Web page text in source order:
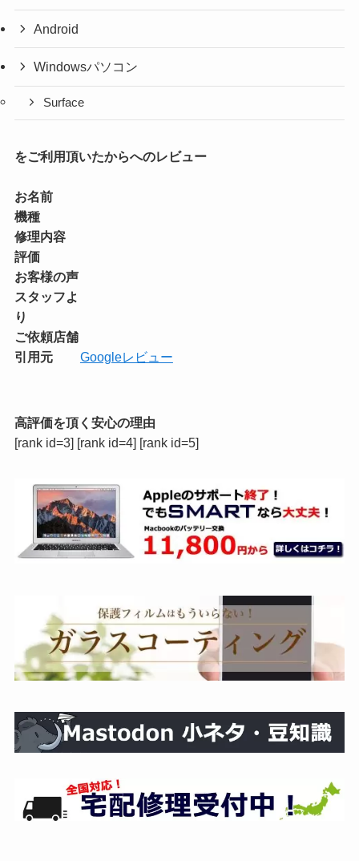
Android
Windowsパソコン
Surface
をご利用頂いたからへのレビュー
お名前
機種
修理内容
評価
お客様の声
スタッフよ
り
ご依頼店舗
引用元
Googleレビュー
高評価を頂く安心の理由
[rank id=3] [rank id=4] [rank id=5]